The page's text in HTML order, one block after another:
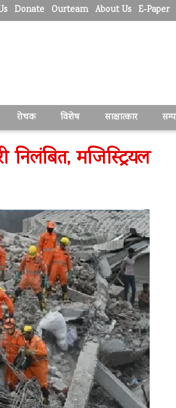
Donate Ourteam About Us E-Paper
रोचक विशेष साक्षात्कार
मजिस्ट्रियल